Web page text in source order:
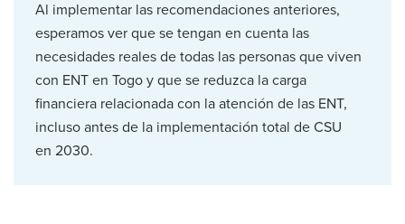
Al implementar las recomendaciones anteriores,
esperamos ver que se tengan en cuenta las
necesidades reales de todas las personas que viven
con ENT en Togo y que se reduzca la carga
financiera relacionada con la atención de las ENT,
incluso antes de la implementación total de CSU
en 2030.